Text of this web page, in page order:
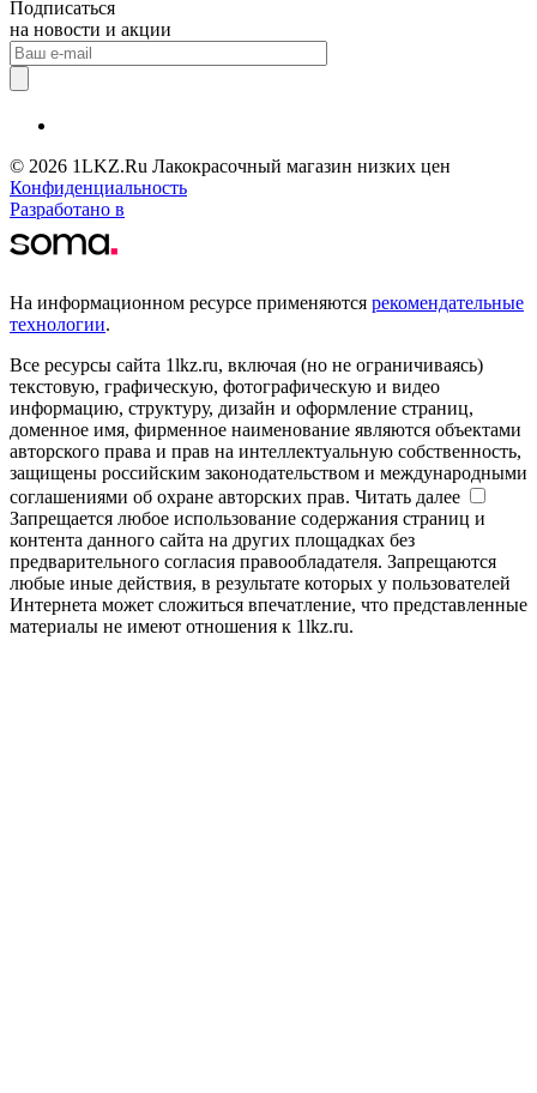
Подписаться
на новости и акции
© 2026 1LKZ.Ru Лакокрасочный магазин низких цен
Конфиденциальность
Разработано в
На информационном ресурсе применяются рекомендательные
технологии.
Все ресурсы сайта 1lkz.ru, включая (но не ограничиваясь)
текстовую, графическую, фотографическую и видео
информацию, структуру, дизайн и оформление страниц,
доменное имя, фирменное наименование являются объектами
авторского права и прав на интеллектуальную собственность,
защищены российским законодательством и международными
соглашениями об охране авторских прав. Читать далее
Запрещается любое использование содержания страниц и
контента данного сайта на других площадках без
предварительного согласия правообладателя. Запрещаются
любые иные действия, в результате которых у пользователей
Интернета может сложиться впечатление, что представленные
материалы не имеют отношения к 1lkz.ru.